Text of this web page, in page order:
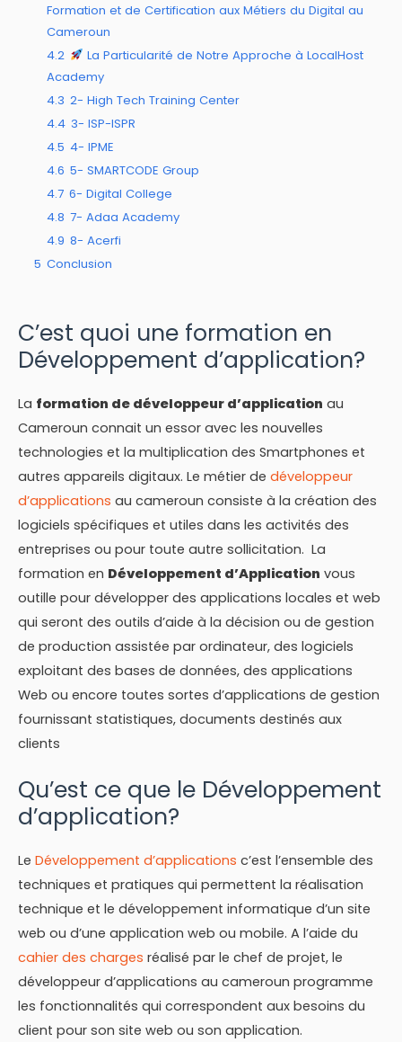
Formation et de Certification aux Métiers du Digital au
Cameroun
4.2
La Particularité de Notre Approche à LocalHost
Academy
4.3 2- High Tech Training Center
4.4 3- ISP-ISPR
4.5 4- IPME
4.6 5- SMARTCODE Group
4.7 6- Digital College
4.8 7- Adaa Academy
4.9 8- Acerfi
5 Conclusion
C’est quoi une formation en
Développement d’application?
La formation de développeur d’application au
Cameroun connait un essor avec les nouvelles
technologies et la multiplication des Smartphones et
autres appareils digitaux. Le métier de développeur
d’applications au cameroun consiste à la création des
logiciels spécifiques et utiles dans les activités des
entreprises ou pour toute autre sollicitation. La
formation en Développement d’Application vous
outille pour développer des applications locales et web
qui seront des outils d’aide à la décision ou de gestion
de production assistée par ordinateur, des logiciels
exploitant des bases de données, des applications
Web ou encore toutes sortes d’applications de gestion
fournissant statistiques, documents destinés aux
clients
Qu’est ce que le Développement
d’application?
Le Développement d’applications c’est l’ensemble des
techniques et pratiques qui permettent la réalisation
technique et le développement informatique d’un site
web ou d’une application web ou mobile. A l’aide du
cahier des charges réalisé par le chef de projet, le
développeur d’applications au cameroun programme
les fonctionnalités qui correspondent aux besoins du
client pour son site web ou son application.